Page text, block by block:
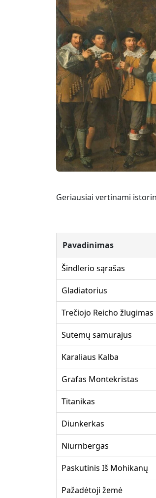
Geriausiai vertinami
Pavadinimas
Šindlerio sąrašas
Gladiatorius
Trečiojo Reicho žlugimas
Sutemų samurajus
Karaliaus Kalba
Grafas Montekristas
Titanikas
Diunkerkas
Niurnbergas
Paskutinis Iš Mohikanų
Pažadėtoji žemė